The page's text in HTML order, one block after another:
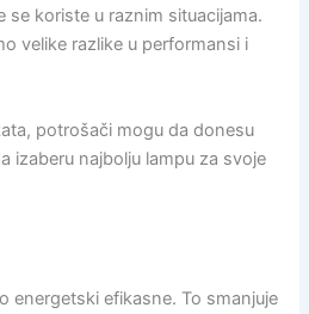
se koriste u raznim situacijama.
velike razlike u performansi i
potrošači mogu da donesu
izaberu najbolju lampu za svoje
energetski efikasne. To smanjuje